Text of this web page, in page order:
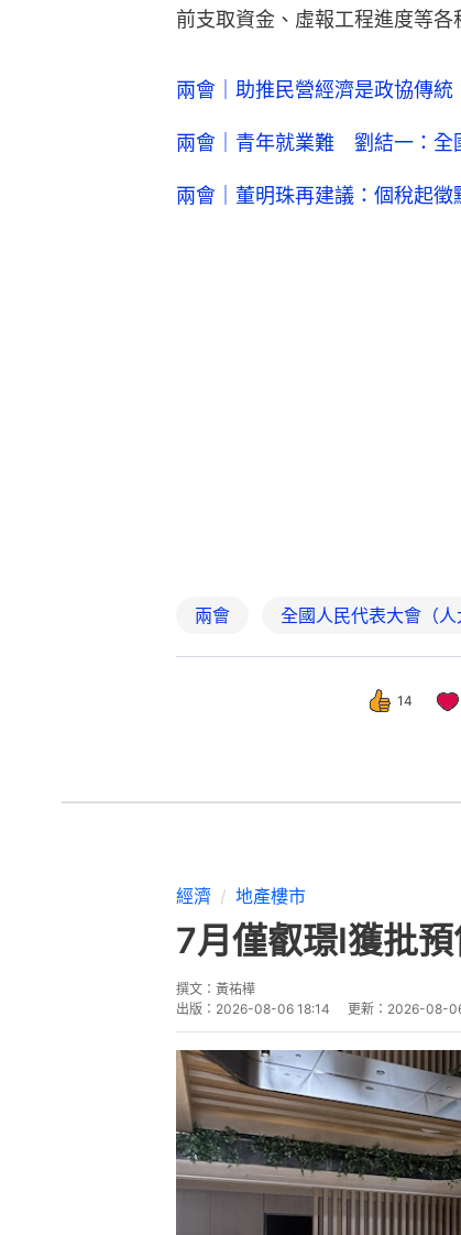
前支取資金、虛報工程進度等
兩會｜助推民營經濟是政協傳
兩會｜青年就業難 劉結一：全
兩會｜董明珠再建議：個稅起
兩會 全國人民代表大會（人
14
7月僅叡璟I獲批
出版： 2026-08-06 18:14